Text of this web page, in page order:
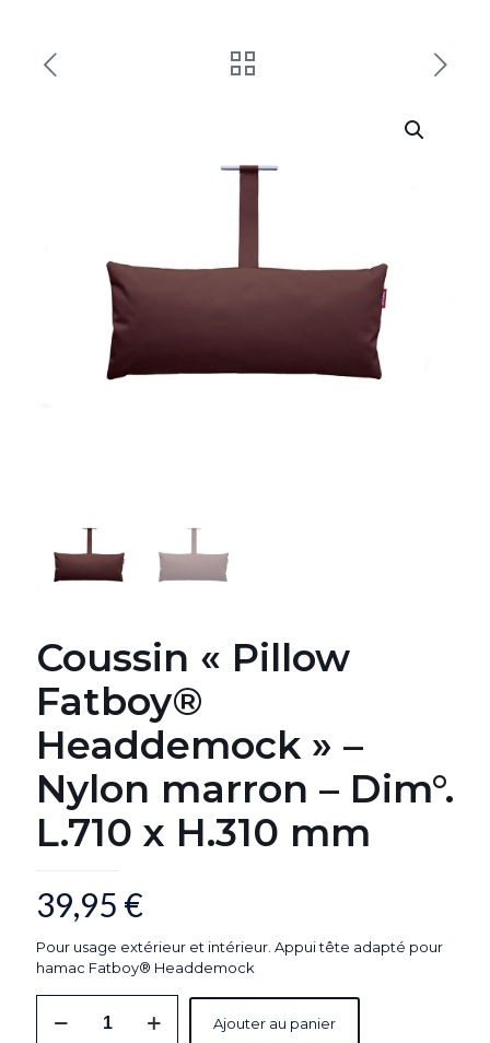
Coussin « Pillow
Fatboy®
Headdemock » –
Nylon marron – Dim°.
L.710 x H.310 mm
39,95 €
Pour usage extérieur et intérieur. Appui tête adapté pour
hamac Fatboy® Headdemock
Ajouter au panier